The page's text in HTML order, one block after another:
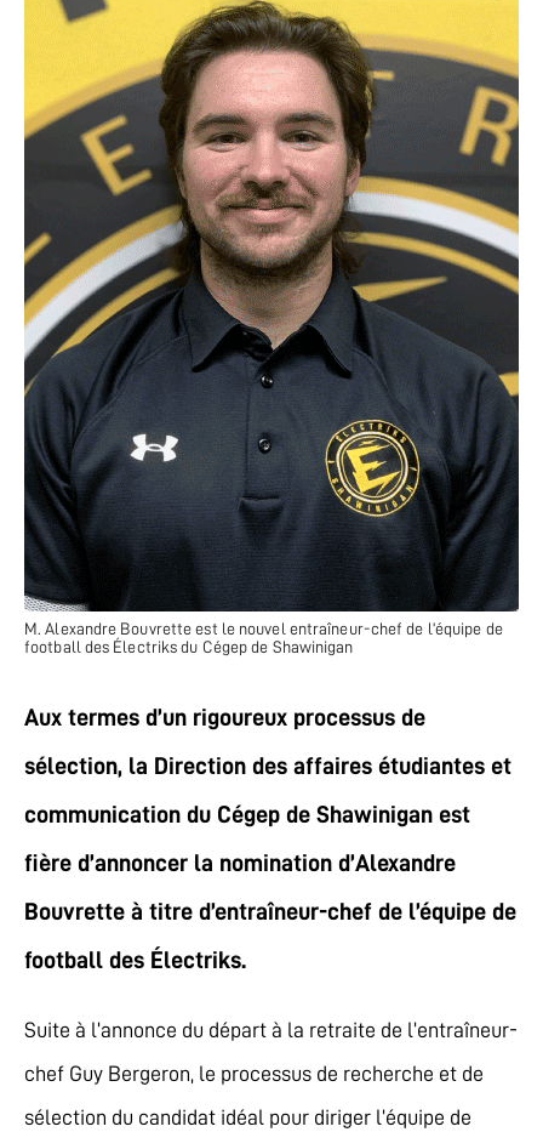
M. Alexandre Bouvrette est le nouvel entraîneur-chef de l’équipe de
football des Électriks du Cégep de Shawinigan
Aux termes d’un rigoureux processus de
sélection, la Direction des affaires étudiantes et
communication du Cégep de Shawinigan est
fière d’annoncer la nomination d’Alexandre
Bouvrette à titre d’entraîneur-chef de l’équipe de
football des Électriks.
Suite à l’annonce du départ à la retraite de l’entraîneur-
chef Guy Bergeron, le processus de recherche et de
sélection du candidat idéal pour diriger l’équipe de